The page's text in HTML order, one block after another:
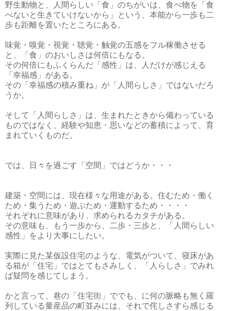
野生動物と、人間らしい「食」のちがいは、食べ物を「食
べないと生きていけないから」という、本能から一歩も二
歩も距離を置いたところにある。
味覚・嗅覚・視覚・聴覚・触覚の五感をフル稼働させる
と、「食」のおいしさは何倍にもなる。
その何倍にもふくらんだ「感性」は、人だけが感じえる
「幸福感」がある。
その「幸福感の積み重ね」が「人間らしさ」ではないだろ
うか。
そして「人間らしさ」は、生まれたときから備わっている
ものではなく、経験や知恵・思いなどの蓄積によって、育
まれていくものだ。
では、日々を過ごす「空間」ではどうか・・・
建築・空間には、現在様々な用途がある。住むため・働く
ため・集うため・遊ぶため・運動するため・・・・
それぞれに意味があり、求められるカタチがある。
その意味も、もう一歩から、二歩・三歩と、「人間らしい
感性」をより大事にしたい。
実際に見た某仮設住宅のような、電気がついて、寝床があ
る箱が「住宅」ではとてもさみしく、「人らしさ」でみれ
ば疑問を感じてしまう。
かと言って、巷の「住宅街」ででも、に何の脈略も無く羅
列している量産品の町並みには、それで侘しさすら感じる